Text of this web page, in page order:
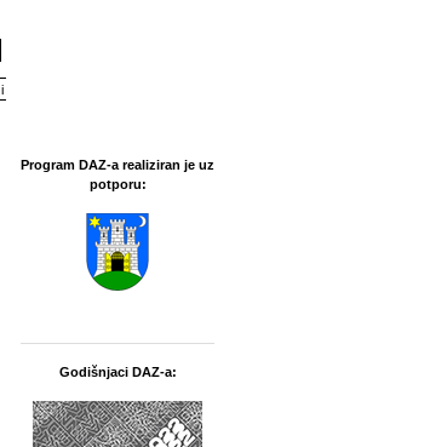
Program DAZ-a realiziran je uz
potporu:
Godišnjaci DAZ-a: